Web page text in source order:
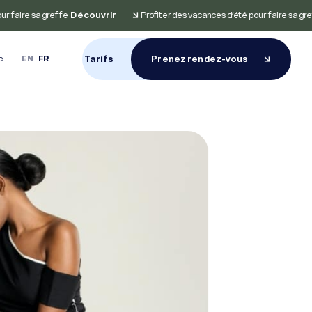
faire sa greffeDécouvrir Profiter des vacances d’été pour faire sa
EN FR Tarifs Prenez rendez-vous
d’ondes sur
cuir chevelu
qui simulent la
et des cheveux que vous ne
Greffe de cheveux à
Lyon
Racine Carrée débarque à Lyon
pour vos projets capillaires.